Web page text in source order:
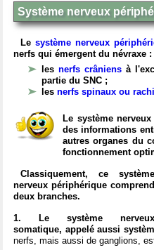
Système nerveux
Le système nerveux
nerfs qui émergent du névraxe :
les nerfs crâniens à
partie du SNC ;
les nerfs spinaux ou
Le système
des informations
autres organes du
fonctionnement
Classiquement, ce système
nerveux périphérique comprend
deux branches.
1. Le système nerveux
somatique, appelé aussi
nerfs, mais aussi de ganglions,